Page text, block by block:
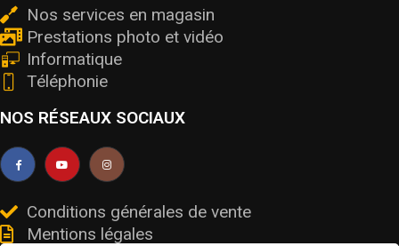
Nos services en magasin
Prestations photo et vidéo
Informatique
Téléphonie
NOS RÉSEAUX SOCIAUX
Conditions générales de vente
Mentions légales